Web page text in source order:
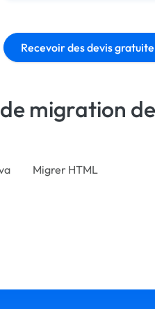
Recevoir des devis
migration
Migrer HTML